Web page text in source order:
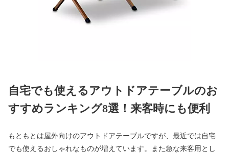
自宅でも使えるアウトドアテーブルのお
すすめランキング8選！来客時にも便利
もともとは屋外向けのアウトドアテーブルですが、最近では自宅
でも使えるおしゃれなものが増えています。また急な来客用とし